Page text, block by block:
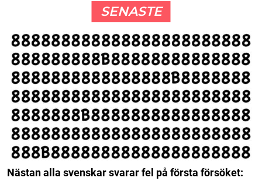
SENASTE
Nästan alla svenskar svarar fel på första försöket: